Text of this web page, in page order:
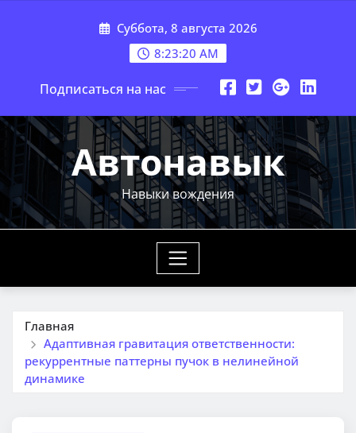
Суббота, 8 августа 2026
8:23:22 AM
Подписаться на нас
Автонавык
Навыки вождения
Главная
Адаптивная гравитация ответственности:
рекуррентные паттерны пучок в нелинейной
динамике